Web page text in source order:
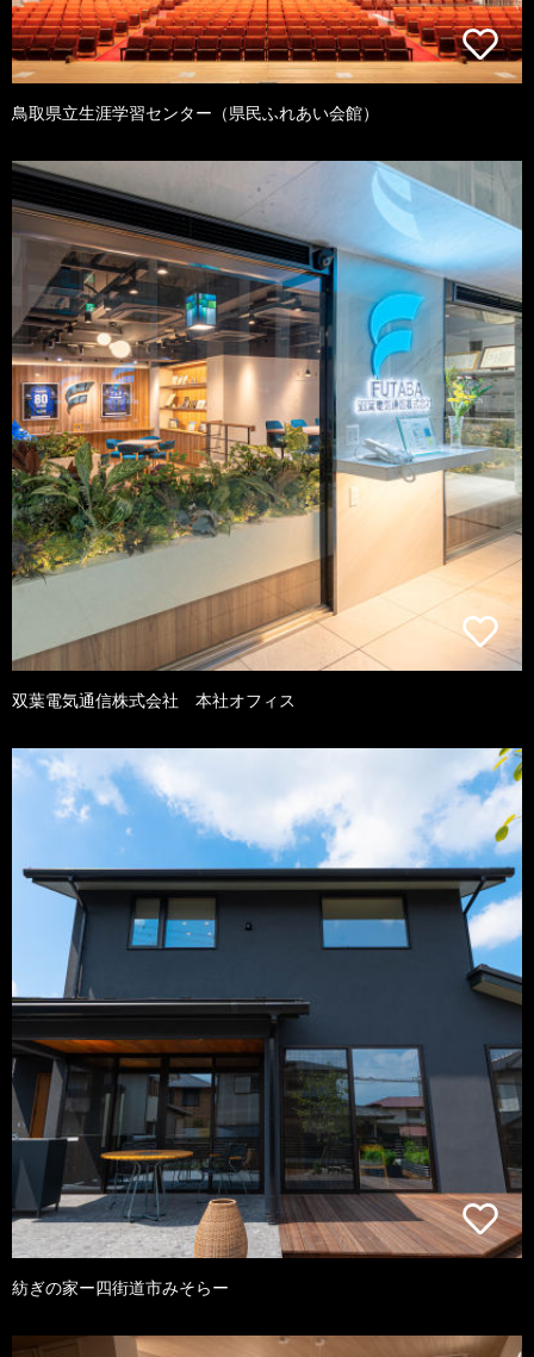
鳥取県立生涯学習センター（県民ふれあい会館）
双葉電気通信株式会社 本社オフィス
紡ぎの家ー四街道市みそらー